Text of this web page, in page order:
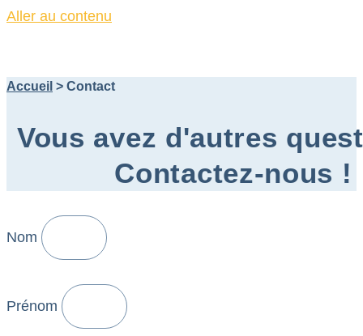
Aller au contenu
Accueil > Contact
Vous avez d'autres
Contactez-nous !
Nom
Prénom